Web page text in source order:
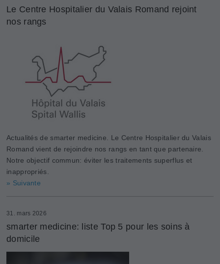
Le Centre Hospitalier du Valais Romand rejoint
nos rangs
Actualités de smarter medicine. Le Centre Hospitalier du Valais
Romand vient de rejoindre nos rangs en tant que partenaire.
Notre objectif commun: éviter les traitements superflus et
inappropriés.
» Suivante
31. mars 2026
smarter medicine: liste Top 5 pour les soins à
domicile